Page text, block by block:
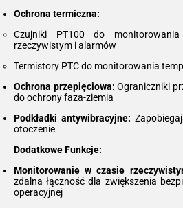
Ochrona termiczna:
Czujniki PT100 do
rzeczywistym i alarmów
Termistory PTC do monitorowania
Ochrona przepięciowa: Ograniczniki
do ochrony faza-ziemia
Podkładki antywibracyjne:
otoczenie
Dodatkowe Funkcje:
Monitorowanie w czasie
zdalna łączność dla zwiększenia
operacyjnej